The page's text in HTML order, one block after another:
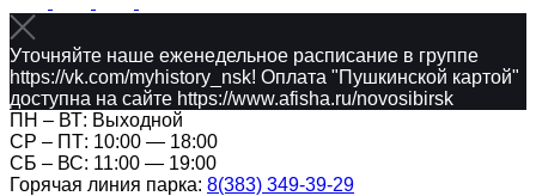
Уточняйте наше еженедельное расписание в группе
https://vk.com/myhistory_nsk! Оплата "Пушкинской картой"
доступна на сайте https://www.afisha.ru/novosibirsk
ПН – ВТ: Выходной
CР – ПТ: 10:00 — 18:00
СБ – ВС: 11:00 — 19:00
Горячая линия парка: 8(383) 349-39-29